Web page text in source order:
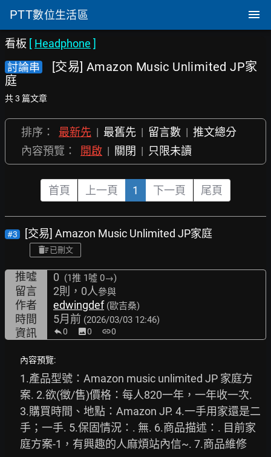
PTT數位生活區
看板 [ Headphone ]
討論串
[交易] Amazon Music Unlimited JP家
庭
共 3 篇文章
排序： 最新先 | 最舊先 | 留言數 | 推文總分
內容預覽：
開啟 | 關閉 | 只限未讀
首頁 上一頁 1 下一頁 尾頁
#3 [交易] Amazon Music Unlimited JP家庭
已刪文
推噓 0 (1推 1噓 0→)
留言 2則，0人參與
作者 edwingdef (歐吉桑)
時間 5月前 (2026/03/03 12:46)
資訊 0 image0 link0
內容預覽:
1.產品型號：Amazon music unlimited JP 家庭方
案. 2.欲(徵/售)價格：每人820一年，一年收一次.
3.購買時間、地點：Amazon JP. 4.一手用家還是二
手；一手. 5.保固情況：. 無. 6.商品描述：. 目前家
庭方案-1，有興趣的人麻煩站內信~. 7.商品維修